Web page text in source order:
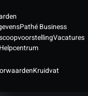
Pathé Business
Vacatures
Helpcentrum
Kruidvat